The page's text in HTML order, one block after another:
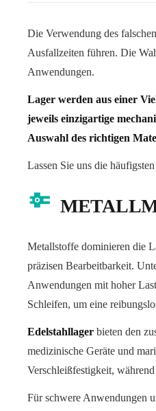
Die Verwendung des
Ausfallzeiten führen. Die
Anwendungen.
Lager werden aus einer
jeweils einzigartige
Auswahl des richtigen
Lassen Sie uns die
Metallstoffe dominieren die
präzisen Bearbeitbarkeit.
Anwendungen mit hoher
Schleifen, um eine
Edelstahllager bieten den
medizinische Geräte und
Verschleißfestigkeit,
Für schwere Anwendungen